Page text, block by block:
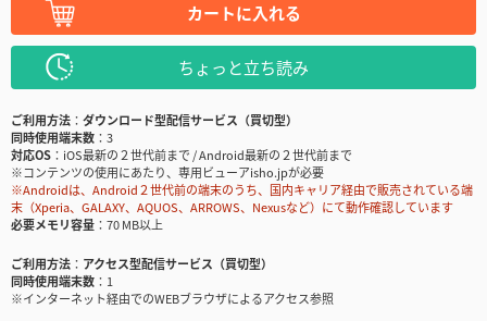
カートに入れる
ちょっと立ち読み
ご利用方法
ダウンロード型配信サービス（買切型）
同時使用端末数
3
対応OS
iOS最新の２世代前まで / Android最新の２世代前まで
※コンテンツの使用にあたり、専用ビューアisho.jpが必要
※Androidは、Android２世代前の端末のうち、国内キャリア経由で販売されている端
末（Xperia、GALAXY、AQUOS、ARROWS、Nexusなど）にて動作確認しています
必要メモリ容量
70 MB以上
ご利用方法
アクセス型配信サービス（買切型）
同時使用端末数
1
※インターネット経由でのWEBブラウザによるアクセス参照